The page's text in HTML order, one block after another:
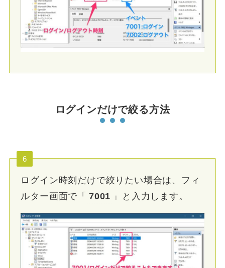
ログインだけで絞る方法
6
ログイン時刻だけで絞りたい場合は、フィ
ルター画面で「 7001 」と入力します。